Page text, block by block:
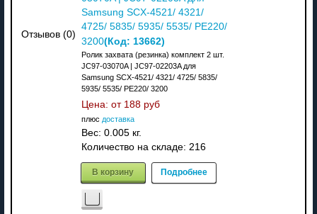
Отзывов (0)
Samsung SCX-4521/ 4321/
4725/ 5835/ 5935/ 5535/ PE220/
3200(Код: 13662)
Ролик захвата (резинка) комплект 2 шт.
JC97-03070A | JC97-02203A для
Samsung SCX-4521/ 4321/ 4725/ 5835/
5935/ 5535/ PE220/ 3200
Цена: от 188 руб
плюс доставка
Вес: 0.005 кг.
Количество на складе: 216
В корзину Подробнее